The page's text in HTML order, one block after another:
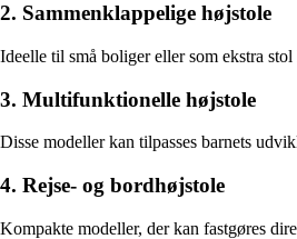
2. Sammenklappelige højstole
Ideelle til små boliger eller som ekstra
3. Multifunktionelle højstole
Disse modeller kan tilpasses barnets
4. Rejse- og bordhøjstole
Kompakte modeller, der kan fastgøres